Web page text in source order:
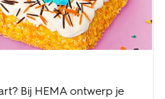
Bij HEMA ontwerp je